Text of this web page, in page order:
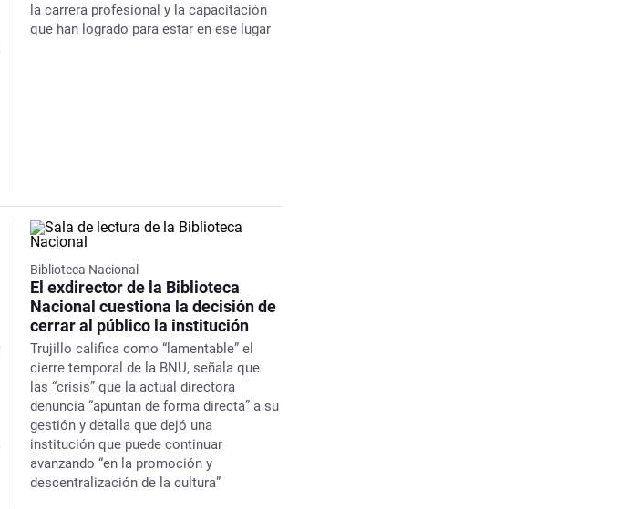
la carrera profesional y la capacitación
que han logrado para estar en ese lugar
Biblioteca Nacional
El exdirector de la Biblioteca
Nacional cuestiona la decisión de
cerrar al público la institución
Trujillo califica como “lamentable” el
cierre temporal de la BNU, señala que
las “crisis” que la actual directora
denuncia “apuntan de forma directa” a su
gestión y detalla que dejó una
institución que puede continuar
avanzando “en la promoción y
descentralización de la cultura”